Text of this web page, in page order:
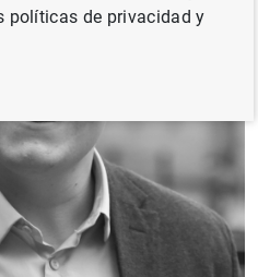
políticas de privacidad y